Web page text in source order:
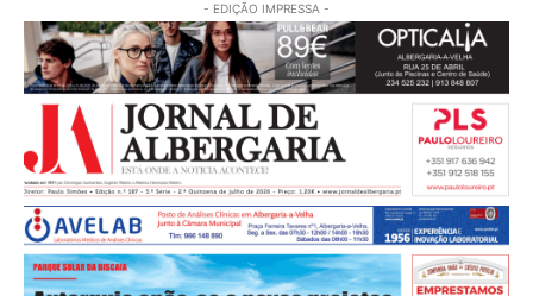
- EDIÇÃO IMPRESSA -